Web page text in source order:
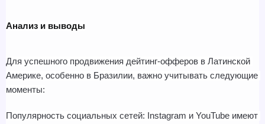
Анализ и выводы
Для успешного продвижения дейтинг-офферов в Латинской
Америке, особенно в Бразилии, важно учитывать следующие
моменты:
Популярность социальных сетей: Instagram и YouTube имеют